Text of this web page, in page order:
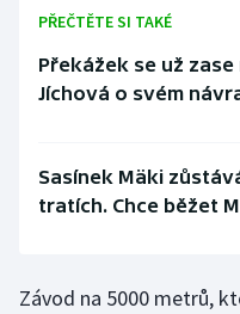
Triatlon
Veslování
Volejbal
PŘEČTĚTE SI TAKÉ
Překážek se už zase
Jíchová o svém
Sasínek Mäki
tratích. Chce běžet
Závod na 5000 metrů,